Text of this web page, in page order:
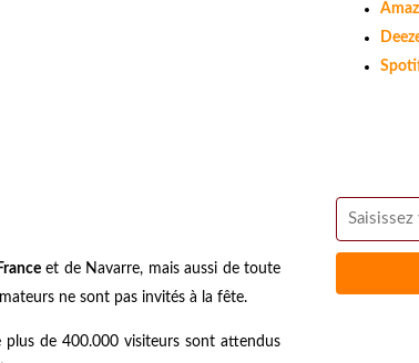
et de Navarre, mais aussi de toute
ne sont pas invités à la fête.
plus de 400.000 visiteurs sont attendus